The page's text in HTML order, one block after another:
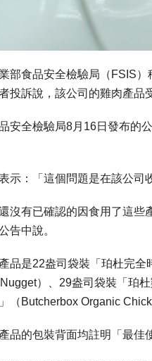
部食品安全檢驗局（FSIS
投訴說，該公司的雞肉產品
安全檢驗局8月16日發布的
示：「這個問題是在該公司
還沒有已確認的因食用了這
告中說。
品是22盎司袋裝「珀杜完
）、29盎司袋裝「珀
（Butcherbox Organic
品的包裝背面均註明「最佳